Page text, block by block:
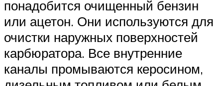
понадобится очищенный бензин
или ацетон. Они используются для
очистки наружных поверхностей
карбюратора. Все внутренние
каналы промываются керосином,